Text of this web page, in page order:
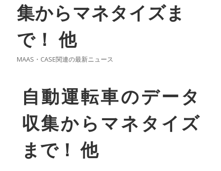
集からマネタイズま
で！ 他
MAAS・CASE関連の最新ニュース
自動運転車のデータ
収集からマネタイズ
まで！ 他